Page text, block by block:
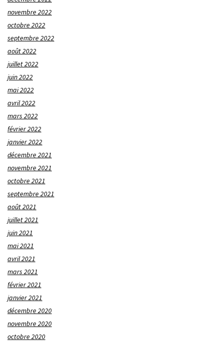
novembre 2022
octobre 2022
septembre 2022
août 2022
juillet 2022
juin 2022
mai 2022
avril 2022
mars 2022
février 2022
janvier 2022
décembre 2021
novembre 2021
octobre 2021
septembre 2021
août 2021
juillet 2021
juin 2021
mai 2021
avril 2021
mars 2021
février 2021
janvier 2021
décembre 2020
novembre 2020
octobre 2020